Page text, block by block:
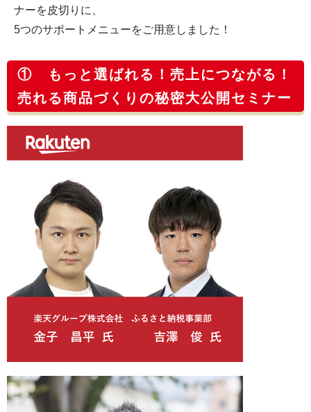
ナーを皮切りに、
5つのサポートメニューをご用意しました！
① もっと選ばれる！売上につながる！
売れる商品づくりの秘密大公開セミナー